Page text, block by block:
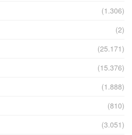
(1.306)
(2)
(25.171)
(15.376)
(1.888)
(810)
(3.051)